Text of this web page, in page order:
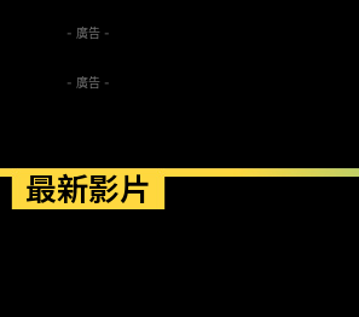
- 廣告 -
- 廣告 -
最新影片